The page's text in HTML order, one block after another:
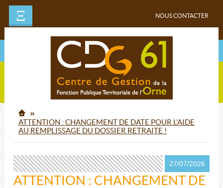
Ξ NOUS CONTACTER
ATTENTION : CHANGEMENT DE DATE POUR L'AIDE
AU REMPLISSAGE DU DOSSIER RETRAITE !
27/07/2026
ATTENTION : CHANGEMENT DE